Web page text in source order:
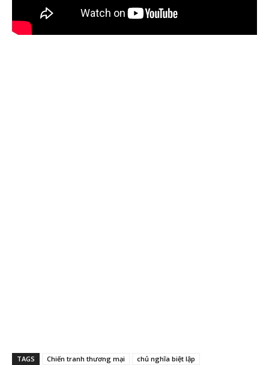
TAGS Chiến tranh thương mại
chủ nghĩa biệt lập